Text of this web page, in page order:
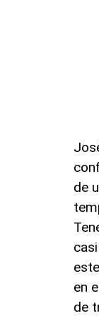
de
en
de